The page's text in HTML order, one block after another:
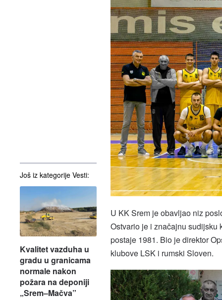
Još iz kategorije Vesti:
Kvalitet vazduha u
gradu u granicama
normale nakon
požara na deponiji
„Srem–Mačva”
U KK Srem je obavljao niz
Ostvario je i značajnu
postaje 1981. Bio je direktor
klubove LSK i rumski Sloven.